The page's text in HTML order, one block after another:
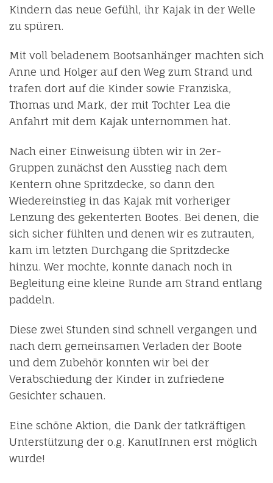
Kindern das neue Gefühl, ihr Kajak in der Welle
zu spüren.
Mit voll beladenem Bootsanhänger machten sich
Anne und Holger auf den Weg zum Strand und
trafen dort auf die Kinder sowie Franziska,
Thomas und Mark, der mit Tochter Lea die
Anfahrt mit dem Kajak unternommen hat.
Nach einer Einweisung übten wir in 2er-
Gruppen zunächst den Ausstieg nach dem
Kentern ohne Spritzdecke, so dann den
Wiedereinstieg in das Kajak mit vorheriger
Lenzung des gekenterten Bootes. Bei denen, die
sich sicher fühlten und denen wir es zutrauten,
kam im letzten Durchgang die Spritzdecke
hinzu. Wer mochte, konnte danach noch in
Begleitung eine kleine Runde am Strand entlang
paddeln.
Diese zwei Stunden sind schnell vergangen und
nach dem gemeinsamen Verladen der Boote
und dem Zubehör konnten wir bei der
Verabschiedung der Kinder in zufriedene
Gesichter schauen.
Eine schöne Aktion, die Dank der tatkräftigen
Unterstützung der o.g. KanutInnen erst möglich
wurde!